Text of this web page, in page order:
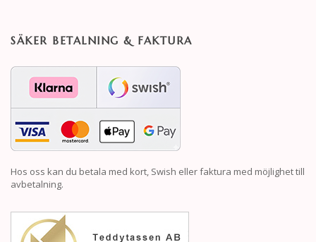
SÄKER BETALNING & FAKTURA
Hos oss kan du betala med kort, Swish eller faktura med möjlighet till
avbetalning.